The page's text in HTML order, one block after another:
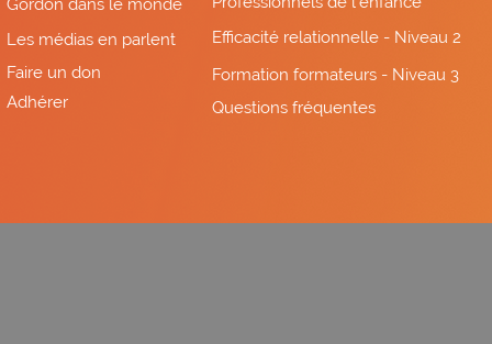
Efficacité relationnelle - Niveau 2
Formation formateurs - Niveau 3
Questions fréquentes
Les médias en parlent
Adhérer
Faire un don